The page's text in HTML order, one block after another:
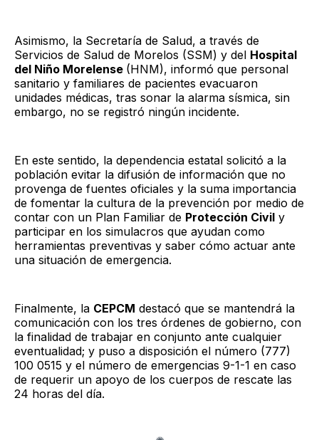
Asimismo, la Secretaría de Salud, a través de
Servicios de Salud de Morelos (SSM) y del Hospital
del Niño Morelense (HNM), informó que personal
sanitario y familiares de pacientes evacuaron
unidades médicas, tras sonar la alarma sísmica, sin
embargo, no se registró ningún incidente.
En este sentido, la dependencia estatal solicitó a la
población evitar la difusión de información que no
provenga de fuentes oficiales y la suma importancia
de fomentar la cultura de la prevención por medio de
contar con un Plan Familiar de Protección Civil y
participar en los simulacros que ayudan como
herramientas preventivas y saber cómo actuar ante
una situación de emergencia.
Finalmente, la CEPCM destacó que se mantendrá la
comunicación con los tres órdenes de gobierno, con
la finalidad de trabajar en conjunto ante cualquier
eventualidad; y puso a disposición el número (777)
100 0515 y el número de emergencias 9-1-1 en caso
de requerir un apoyo de los cuerpos de rescate las
24 horas del día.